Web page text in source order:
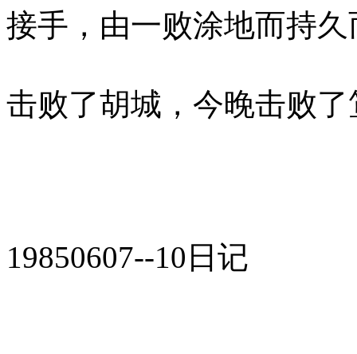
接手，由一败涂地而持
击败了胡城，今晚击败
19850607--10日记